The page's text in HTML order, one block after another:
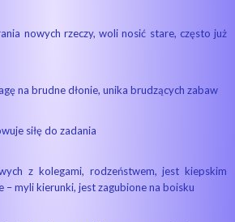
nowych rzeczy, woli nosić stare, często już
na brudne dłonie, unika brudzących zabaw
siłę do zadania
z kolegami, rodzeństwem, jest kiepskim
– myli kierunki, jest zagubione na boisku